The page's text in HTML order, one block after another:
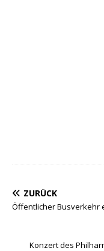
ZURÜCK
Öffentlicher Busverkehr
Konzert des